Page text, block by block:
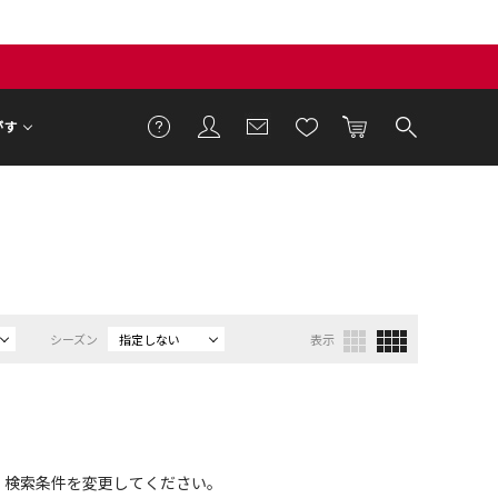
す
シーズン 指定しない 表示
索条件を変更してください。